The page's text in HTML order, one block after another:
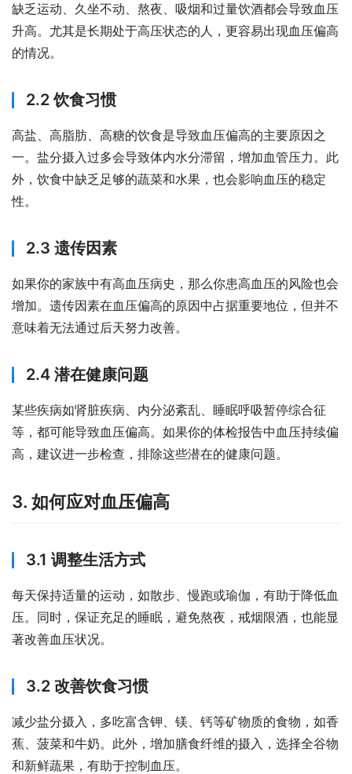
缺乏运动、久坐不动、熬夜、吸烟和过量饮酒都会导致血压
升高。尤其是长期处于高压状态的人，更容易出现血压偏高
的情况。
2.2 饮食习惯
高盐、高脂肪、高糖的饮食是导致血压偏高的主要原因之
一。盐分摄入过多会导致体内水分滞留，增加血管压力。此
外，饮食中缺乏足够的蔬菜和水果，也会影响血压的稳定
性。
2.3 遗传因素
如果你的家族中有高血压病史，那么你患高血压的风险也会
增加。遗传因素在血压偏高的原因中占据重要地位，但并不
意味着无法通过后天努力改善。
2.4 潜在健康问题
某些疾病如肾脏疾病、内分泌紊乱、睡眠呼吸暂停综合征
等，都可能导致血压偏高。如果你的体检报告中血压持续偏
高，建议进一步检查，排除这些潜在的健康问题。
3. 如何应对血压偏高
3.1 调整生活方式
每天保持适量的运动，如散步、慢跑或瑜伽，有助于降低血
压。同时，保证充足的睡眠，避免熬夜，戒烟限酒，也能显
著改善血压状况。
3.2 改善饮食习惯
减少盐分摄入，多吃富含钾、镁、钙等矿物质的食物，如香
蕉、菠菜和牛奶。此外，增加膳食纤维的摄入，选择全谷物
和新鲜蔬果，有助于控制血压。